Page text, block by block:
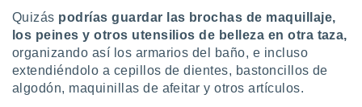
Quizás podrías guardar las brochas de maquillaje,
los peines y otros utensilios de belleza en otra taza,
organizando así los armarios del baño, e incluso
extendiéndolo a cepillos de dientes, bastoncillos de
algodón, maquinillas de afeitar y otros artículos.